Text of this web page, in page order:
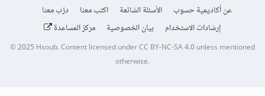
عن أكاديمية حسوب الأسئلة الشائعة اكتب معنا
درّب معنا
إرشادات الاستخدام
بيان الخصوصية مركز المساعدة
© 2025Hsoub.Content licensed underCC BY-NC-SA 4.0unless mentioned
otherwise.